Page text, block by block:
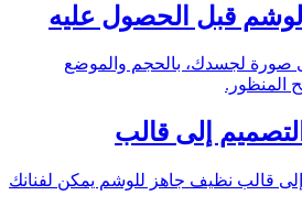
قبل الحصول عليه
صورة لجسدك، بالحجم والموضع
المنظور.
إلى قالب
قالب نظيف جاهز للوشم يمكن لفنانك